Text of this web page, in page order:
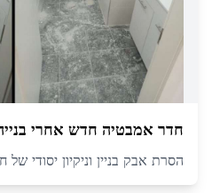
חדר אמבטיה חדש אחרי
הסרת אבק בניין וניקיון יסודי